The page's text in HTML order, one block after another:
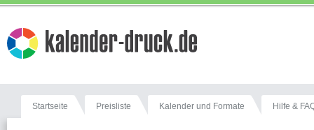
Startseite Preisliste Kalender und Formate Hilfe &